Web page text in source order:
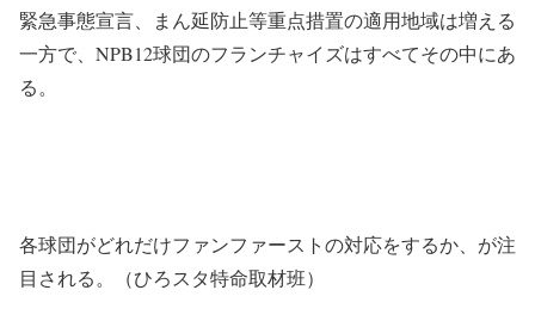
緊急事態宣言、まん延防止等重点措置の適用地域は増える
一方で、NPB12球団のフランチャイズはすべてその中にあ
る。
各球団がどれだけファンファーストの対応をするか、が注
目される。（ひろスタ特命取材班）